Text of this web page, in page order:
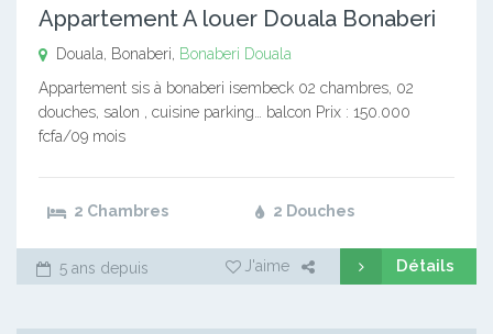
Appartement A louer Douala Bonaberi
Douala, Bonaberi, Bonaberi Douala
Appartement sis à bonaberi isembeck 02 chambres, 02
douches, salon , cuisine parking… balcon Prix : 150.000
fcfa/09 mois
2 Chambres 2 Douches
5 ans depuis J'aime Détails